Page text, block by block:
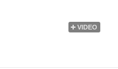
VIDEO